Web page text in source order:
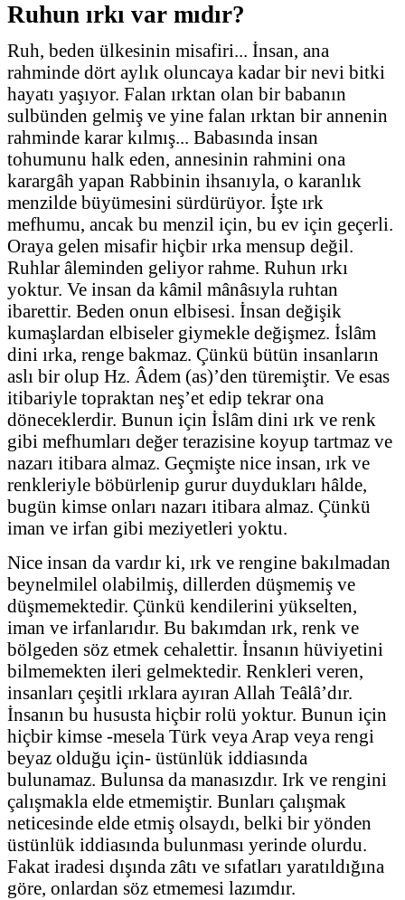
Ruhun ırkı var mıdır?
Ruh, beden ülkesinin misafiri... İnsan, ana
rahminde dört aylık oluncaya kadar bir nevi bitki
hayatı yaşıyor. Falan ırktan olan bir babanın
sulbünden gelmiş ve yine falan ırktan bir annenin
rahminde karar kılmış... Babasında insan
tohumunu halk eden, annesinin rahmini ona
karargâh yapan Rabbinin ihsanıyla, o karanlık
menzilde büyümesini sürdürüyor. İşte ırk
mefhumu, ancak bu menzil için, bu ev için geçerli.
Oraya gelen misafir hiçbir ırka mensup değil.
Ruhlar âleminden geliyor rahme. Ruhun ırkı
yoktur. Ve insan da kâmil mânâsıyla ruhtan
ibarettir. Beden onun elbisesi. İnsan değişik
kumaşlardan elbiseler giymekle değişmez. İslâm
dini ırka, renge bakmaz. Çünkü bütün insanların
aslı bir olup Hz. Âdem (as)’den türemiştir. Ve esas
itibariyle topraktan neş’et edip tekrar ona
döneceklerdir. Bunun için İslâm dini ırk ve renk
gibi mefhumları değer terazisine koyup tartmaz ve
nazarı itibara almaz. Geçmişte nice insan, ırk ve
renkleriyle böbürlenip gurur duydukları hâlde,
bugün kimse onları nazarı itibara almaz. Çünkü
iman ve irfan gibi meziyetleri yoktu.
Nice insan da vardır ki, ırk ve rengine bakılmadan
beynelmilel olabilmiş, dillerden düşmemiş ve
düşmemektedir. Çünkü kendilerini yükselten,
iman ve irfanlarıdır. Bu bakımdan ırk, renk ve
bölgeden söz etmek cehalettir. İnsanın hüviyetini
bilmemekten ileri gelmektedir. Renkleri veren,
insanları çeşitli ırklara ayıran Allah Teâlâ’dır.
İnsanın bu hususta hiçbir rolü yoktur. Bunun için
hiçbir kimse -mesela Türk veya Arap veya rengi
beyaz olduğu için- üstünlük iddiasında
bulunamaz. Bulunsa da manasızdır. Irk ve rengini
çalışmakla elde etmemiştir. Bunları çalışmak
neticesinde elde etmiş olsaydı, belki bir yönden
üstünlük iddiasında bulunması yerinde olurdu.
Fakat iradesi dışında zâtı ve sıfatları yaratıldığına
göre, onlardan söz etmemesi lazımdır.